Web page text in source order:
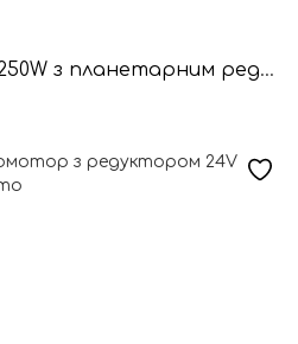
Електромотор 36V 250W з планетарним редуктором